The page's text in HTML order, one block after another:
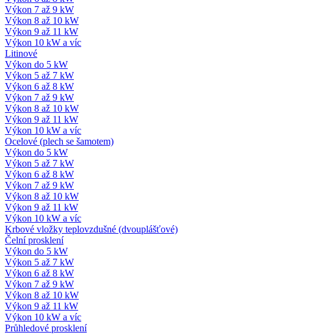
Výkon 7 až 9 kW
Výkon 8 až 10 kW
Výkon 9 až 11 kW
Výkon 10 kW a víc
Litinové
Výkon do 5 kW
Výkon 5 až 7 kW
Výkon 6 až 8 kW
Výkon 7 až 9 kW
Výkon 8 až 10 kW
Výkon 9 až 11 kW
Výkon 10 kW a víc
Ocelové (plech se šamotem)
Výkon do 5 kW
Výkon 5 až 7 kW
Výkon 6 až 8 kW
Výkon 7 až 9 kW
Výkon 8 až 10 kW
Výkon 9 až 11 kW
Výkon 10 kW a víc
Krbové vložky teplovzdušné (dvouplášťové)
Čelní prosklení
Výkon do 5 kW
Výkon 5 až 7 kW
Výkon 6 až 8 kW
Výkon 7 až 9 kW
Výkon 8 až 10 kW
Výkon 9 až 11 kW
Výkon 10 kW a víc
Průhledové prosklení